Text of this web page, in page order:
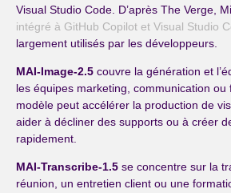
Visual Studio Code. D’après The Verge,
intégré à GitHub Copilot et Visual Studio
largement utilisés par les développeurs.
MAI-Image-2.5 couvre la génération et
les équipes marketing, communication
modèle peut accélérer la production de
aider à décliner des supports ou à créer
rapidement.
MAI-Transcribe-1.5 se concentre sur la
réunion, un entretien client ou une